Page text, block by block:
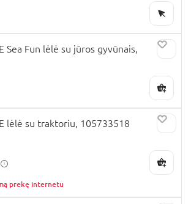
Sea Fun lėlė su jūros gyvūnais,
lėlė su traktoriu, 105733518
prekę internetu